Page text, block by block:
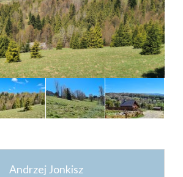
Kontakt
Kredyty
Andrzej Jonkisz